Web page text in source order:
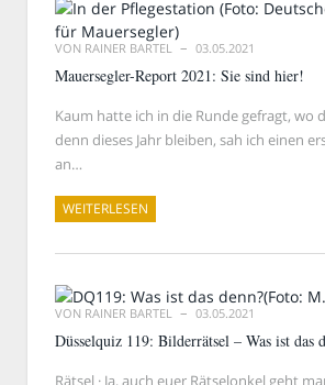
VON RAINER BARTEL 03.05.2021
Mauersegler-Report 2021: Sie sind hier!
Kaum hatte ich in die Runde gefragt, wo
denn dieses Jahr bleiben, sah ich einen
an…
WEITERLESEN
VON RAINER BARTEL 03.05.2021
Düsselquiz 119: Bilderrätsel – Was ist das
Rätsel · Ja, auch euer Rätselonkel geht